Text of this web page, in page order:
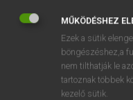
EURÓPAI UNIÓS
Kapcsolódó anyagok
MŰKÖDÉSHEZ
Ezek a sütik
böngészéshez,a
nem tilthatják le
tartoznak többek
kezelő sütik.